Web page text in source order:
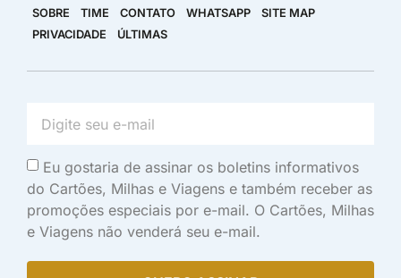
SOBRE TIME CONTATO WHATSAPP
SITE MAP
PRIVACIDADE
ÚLTIMAS
Eu gostaria de assinar os boletins informativos
do Cartões, Milhas e Viagens e também receber as
promoções especiais por e-mail. O Cartões, Milhas
e Viagens não venderá seu e-mail.